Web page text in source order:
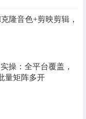
隆音色+剪映剪辑，
操：全平台覆盖，
量矩阵多开